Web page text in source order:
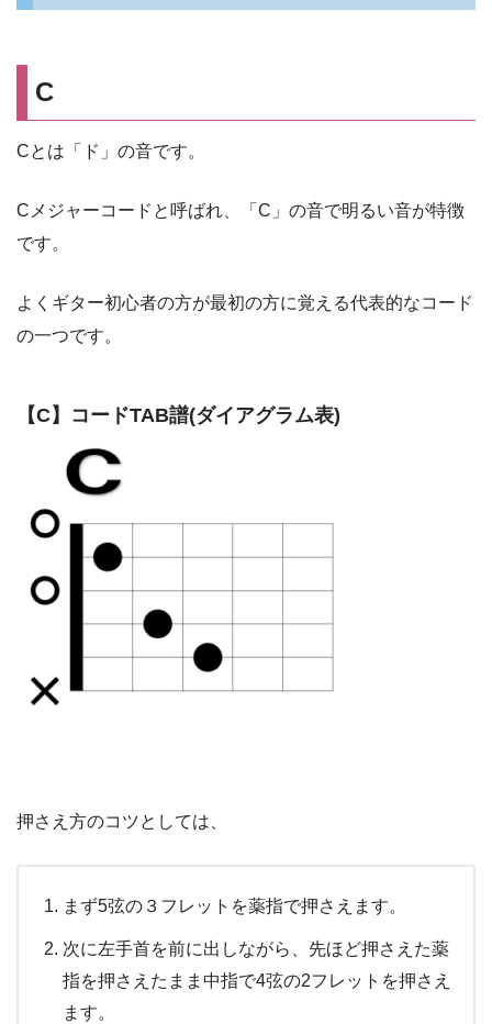
C
Cとは「ド」の音です。
Cメジャーコードと呼ばれ、「C」の音で明るい音が特徴
です。
よくギター初心者の方が最初の方に覚える代表的なコード
の一つです。
【C】コードTAB譜(ダイアグラム表)
押さえ方のコツとしては、
まず5弦の３フレットを薬指で押さえます。
次に左手首を前に出しながら、先ほど押さえた薬
指を押さえたまま中指で4弦の2フレットを押さえ
ます。